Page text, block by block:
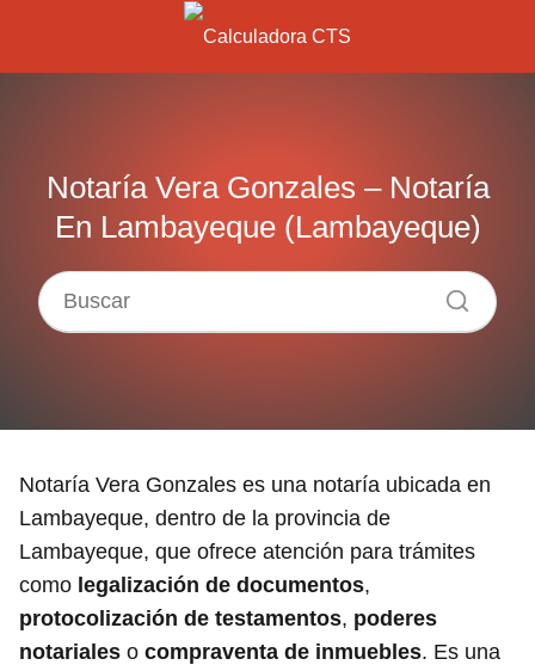
Notaría Vera Gonzales – Notaría
En Lambayeque (Lambayeque)
Notaría Vera Gonzales es una notaría ubicada en
Lambayeque, dentro de la provincia de
Lambayeque, que ofrece atención para trámites
como legalización de documentos,
protocolización de testamentos, poderes
notariales o compraventa de inmuebles. Es una